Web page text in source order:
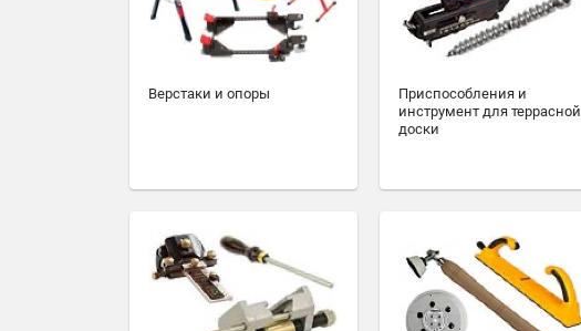
Верстаки и опоры
Приспособления и
инструмент для террасной
доски